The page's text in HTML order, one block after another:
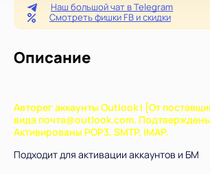
Наш большой чат в Telegram
Смотреть фишки FB и скидки
Описание
Авторег аккаунты Outlook | [От
вида почта@outlook.com.
Активированы POP3, SMTP, IMAP.
Подходит для активации аккаунтов и БМ